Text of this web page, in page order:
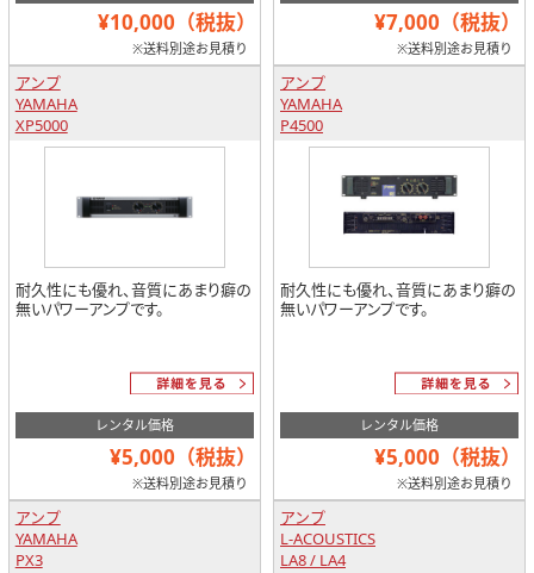
¥10,000（税抜）
※送料別途お見積り
¥7,000（税抜）
※送料別途お見積り
アンプ
YAMAHA
XP5000
耐久性にも優れ、音質にあまり癖の
無いパワーアンプです。
レンタル価格
¥5,000（税抜）
※送料別途お見積り
アンプ
YAMAHA
P4500
耐久性にも優れ、音質にあまり癖の
無いパワーアンプです。
レンタル価格
¥5,000（税抜）
※送料別途お見積り
アンプ
YAMAHA
PX3
アンプ
L-ACOUSTICS
LA8 / LA4